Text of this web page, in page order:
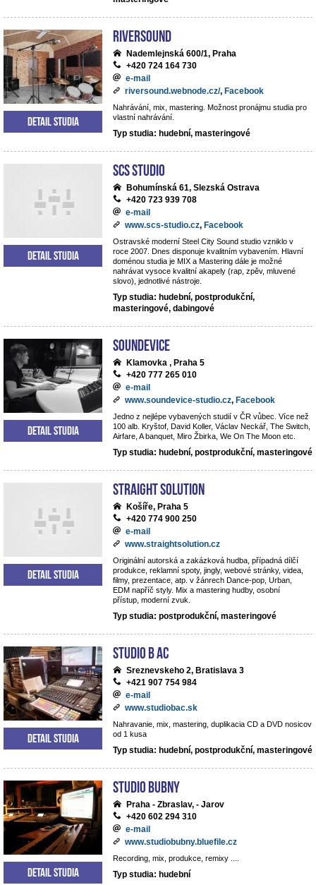
Riversound
Nademlejnská 600/1, Praha
+420 724 164 730
e-mail
riversound.webnode.cz/, Facebook
Nahrávání, mix, mastering. Možnost pronájmu studia pro
vlastní nahrávání.
Typ studia: hudební, masteringové
Detail studia
SCS Studio
Bohumínská 61, Slezská Ostrava
+420 723 939 708
e-mail
www.scs-studio.cz, Facebook
Ostravské moderní Steel City Sound studio vzniklo v
roce 2007. Dnes disponuje kvalitním vybavením. Hlavní
doménou studia je MIX a Mastering dále je možné
nahrávat vysoce kvalitní akapely (rap, zpěv, mluvené
slovo), jednotlivé nástroje.
Typ studia: hudební, postprodukční,
masteringové, dabingové
Detail studia
Soundevice
Klamovka , Praha 5
+420 777 265 010
e-mail
www.soundevice-studio.cz, Facebook
Jedno z nejlépe vybavených studií v ČR vůbec. Více než
100 alb. Kryštof, David Koller, Václav Neckář, The Switch,
Airfare, A banquet, Miro Žbirka, We On The Moon etc.
Typ studia: hudební, postprodukční, masteringové
Detail studia
Straight Solution
Košíře, Praha 5
+420 774 900 250
e-mail
www.straightsolution.cz
Originální autorská a zakázková hudba, případná dílčí
produkce, reklamní spoty, jingly, webové stránky, videa,
filmy, prezentace, atp. v žánrech Dance-pop, Urban,
EDM napříč styly. Mix a mastering hudby, osobní
přístup, moderní zvuk.
Typ studia: postprodukční, masteringové
Detail studia
Studio B AC
Sreznevskeho 2, Bratislava 3
+421 907 754 984
e-mail
www.studiobac.sk
Nahravanie, mix, mastering, duplikacia CD a DVD nosicov
od 1 kusa
Typ studia: hudební, postprodukční, masteringové
Detail studia
Studio BUBNY
Praha - Zbraslav, - Jarov
+420 602 294 310
e-mail
www.studiobubny.bluefile.cz
Recording, mix, produkce, remixy ....
Typ studia: hudební
Detail studia